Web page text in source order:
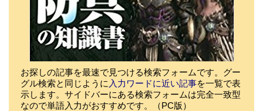
お探しの記事を最速で見つける検索フォームです。グー
グル検索と同じように 入力ワードに近い記事を一覧で表
示します。サイドバーにある検索フォームは完全一致型
なので単語入力がおすすめです。（PC版）